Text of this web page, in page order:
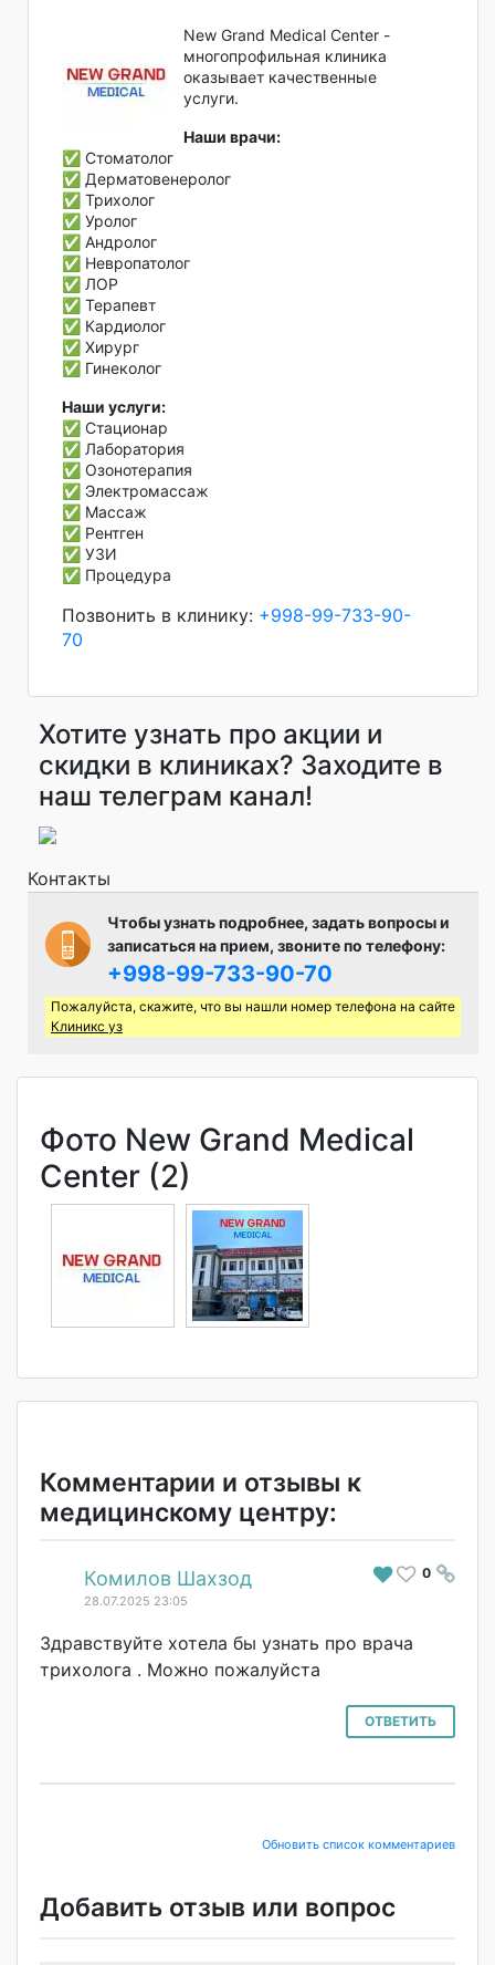
New Grand Medical Center -
многопрофильная клиника
оказывает качественные
услуги.
Наши врачи:
✅ Стоматолог
✅ Дерматовенеролог
✅ Трихолог
✅ Уролог
✅ Андролог
✅ Невропатолог
✅ ЛОР
✅ Терапевт
✅ Кардиолог
✅ Хирург
✅ Гинеколог
Наши услуги:
✅ Стационар
✅ Лаборатория
✅ Озонотерапия
✅ Электромассаж
✅ Массаж
✅ Рентген
✅ УЗИ
✅ Процедура
Позвонить в клинику: +998-99-733-90-
70
Хотите узнать про акции и
скидки в клиниках? Заходите в
наш телеграм канал!
Контакты
Чтобы узнать подробнее, задать вопросы и
записаться на прием, звоните по телефону:
+998-99-733-90-70
Пожалуйста, скажите, что вы нашли номер телефона на сайте
Клиникс уз
Фото New Grand Medical
Center (2)
Комментарии и отзывы к
медицинскому центру:
# 0
Комилов Шахзод
28.07.2025 23:05
Здравствуйте хотела бы узнать про врача
трихолога . Можно пожалуйста
ОТВЕТИТЬ
Обновить список комментариев
Добавить отзыв или вопрос